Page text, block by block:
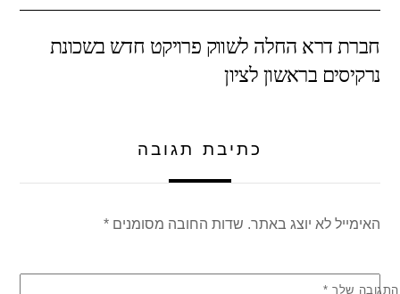
e
b
o
er
s
A
p
e
חברת דרא החלה לשווק פרויקט חדש בשכונת
נרקיסים בראשון לציון
כתיבת תגובה
האימייל לא יוצג באתר. שדות החובה מסומנים*
התגובה שלך *